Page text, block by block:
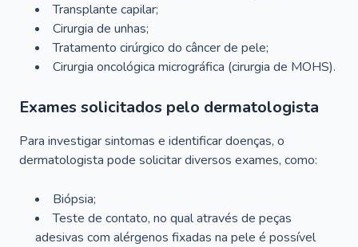
Transplante capilar;
Cirurgia de unhas;
Tratamento cirúrgico do câncer de pele;
Cirurgia oncológica micrográfica (cirurgia de MOHS).
Exames solicitados pelo dermatologista
Para investigar sintomas e identificar doenças, o
dermatologista pode solicitar diversos exames, como:
Biópsia;
Teste de contato, no qual através de peças
adesivas com alérgenos fixadas na pele é possível